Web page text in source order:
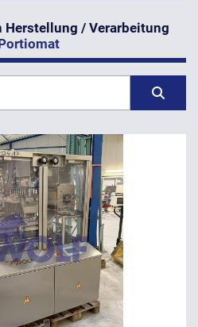
Herstellung / Verarbeitung